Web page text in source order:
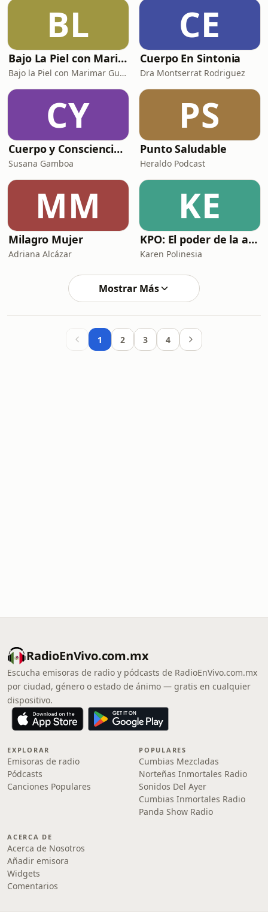
BL
Bajo La Piel con Marimar Guerra
Bajo la Piel con Marimar Guerra
CE
Cuerpo En Sintonia
Dra Montserrat Rodriguez
CY
Cuerpo y Consciencia con Susana Gamboa
Susana Gamboa
PS
Punto Saludable
Heraldo Podcast
MM
Milagro Mujer
Adriana Alcázar
KE
KPO: El poder de la autenticidad
Karen Polinesia
Mostrar Más
1 2 3 4
RadioEnVivo.com.mx
Escucha emisoras de radio y pódcasts de RadioEnVivo.com.mx
por ciudad, género o estado de ánimo — gratis en cualquier
dispositivo.
EXPLORAR
Emisoras de radio
Pódcasts
Canciones Populares
POPULARES
Cumbias Mezcladas
Norteñas Inmortales Radio
Sonidos Del Ayer
Cumbias Inmortales Radio
Panda Show Radio
ACERCA DE
Acerca de Nosotros
Añadir emisora
Widgets
Comentarios